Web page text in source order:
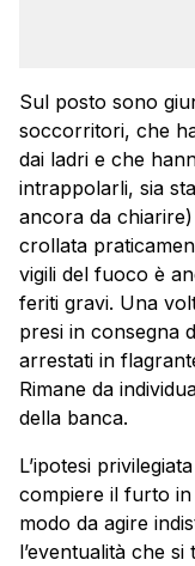
Sul posto sono
soccorritori, che
dai ladri e che
intrappolarli, sia
ancora da
crollata
vigili del fuoco è
feriti gravi. Una
presi in consegna
arrestati in
Rimane da
della banca.
L’ipotesi
compiere il furto
modo da agire
l’eventualità che